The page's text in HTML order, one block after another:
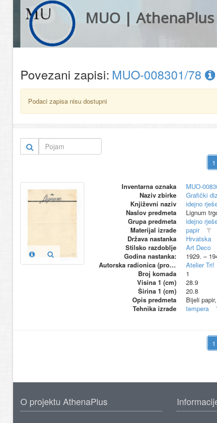
MUO | AthenaPlus
Povezani zapisi: MUO-008301/78
Podaci zapisa nisu dostupni
Inventarna oznaka
MUO-
Naziv zbirke
Grafički
Književni naziv
idejno
Naslov predmeta
Lignum
Grupa predmeta
idejno
Materijal izrade
papir
Država nastanka
Hrvatska
Stilsko razdoblje
Art Deco
Godina nastanka:
1929. –
Autorska radionica (proizvođač)
Atelier Tri!
Broj komada
1
Visina 1 (cm)
28.9
Širina 1 (cm)
20.8
Opis predmeta
Bijeli
Tehnika izrade
tempera
O projektu AthenaPlus